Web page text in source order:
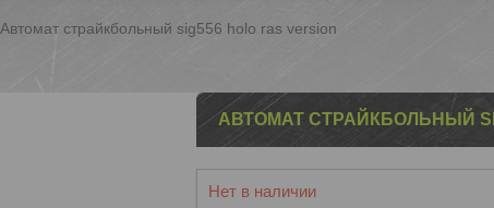
Автомат страйкбольный sig556 holo ras version
АВТОМАТ СТРАЙКБОЛЬНЫЙ
Нет в наличии